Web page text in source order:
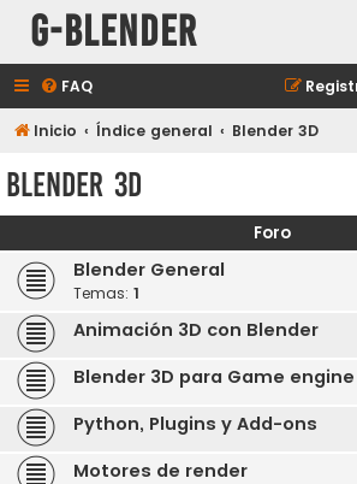
G-Blender
FAQ
Inicio Índice general Blender 3D
Blender 3D
Foro
Blender General
Temas: 1
Animación 3D con Blender
Blender 3D para Game engine
Python, Plugins y Add-ons
Motores de render